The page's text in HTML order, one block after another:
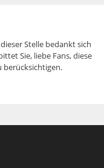
dieser Stelle bedankt sich
Sie, liebe Fans, diese
berücksichtigen.